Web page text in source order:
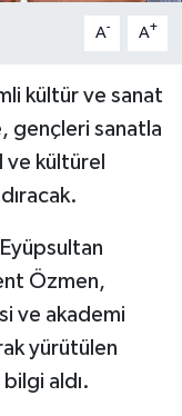
A- A+
kültür ve sanat
gençleri sanatla
ve kültürel
Özmen,
ve akademi
yürütülen
aldı.